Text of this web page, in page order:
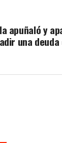
apuñaló y
una